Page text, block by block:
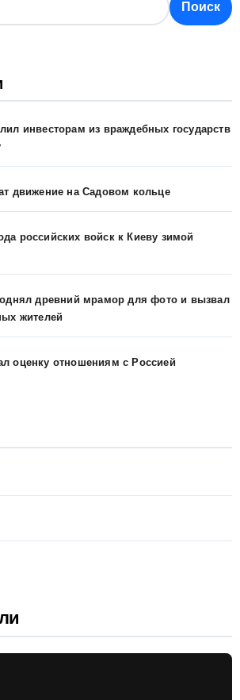
Поиск
инвесторам из враждебных государств
движение на Садовом кольце
российских войск к Киеву зимой
древний мрамор для фото и вызвал
жителей
оценку отношениям с Россией